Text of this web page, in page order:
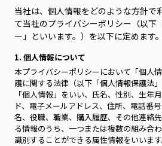
当社は、個人情報をどのような方針で
て当社のプライバシーポリシー（以下
ー」といいます。）を以下に定めます。
1. 個人情報について
本プライバシーポリシーにおいて「個人
護に関する法律（以下「個人情報保護法
「個人情報」をいい、氏名、性別、生年
ド、電子メールアドレス、住所、電話番
名、役職、職業、購入履歴、その他連絡
る情報のうち、一つまたは複数の組み合
識別することができる属性情報をいいます